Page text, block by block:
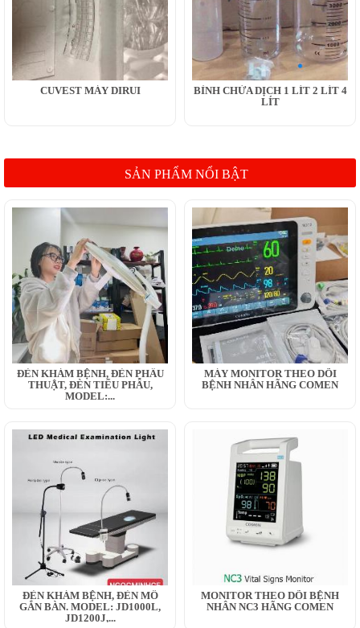
CUVEST MÁY DIRUI
BÌNH CHỨA DỊCH 1 LÍT 2 LÍT 4
LÍT
SẢN PHẨM NỔI BẬT
ĐÈN KHÁM BỆNH, ĐÈN PHẪU
THUẬT, ĐÈN TIỂU PHẪU,
MODEL:...
MÁY MONITOR THEO DÕI
BỆNH NHÂN HÃNG COMEN
ĐÈN KHÁM BỆNH, ĐÈN MỔ
GẮN BÀN. MODEL: JD1000L,
JD1200J,...
MONITOR THEO DÕI BỆNH
NHÂN NC3 HÃNG COMEN